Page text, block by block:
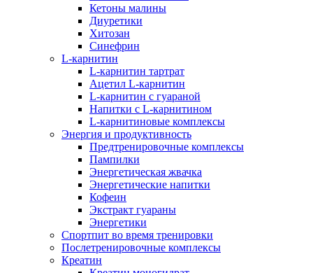
Кетоны малины
Диуретики
Хитозан
Синефрин
L-карнитин
L-карнитин тартрат
Ацетил L-карнитин
L-карнитин с гуараной
Напитки c L-карнитином
L-карнитиновые комплексы
Энергия и продуктивность
Предтренировочные комплексы
Пампилки
Энергетическая жвачка
Энергетические напитки
Кофеин
Экстракт гуараны
Энергетики
Спортпит во время тренировки
Послетренировочные комплексы
Креатин